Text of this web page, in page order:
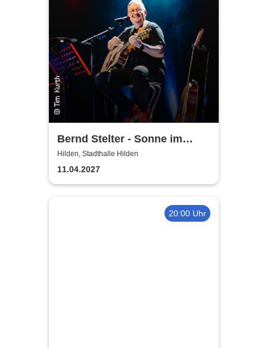
Bernd Stelter - Sonne im
Herzen, Blödsinn im Kopp!
Hilden, Stadthalle Hilden
11.04.2027
20:00 Uhr